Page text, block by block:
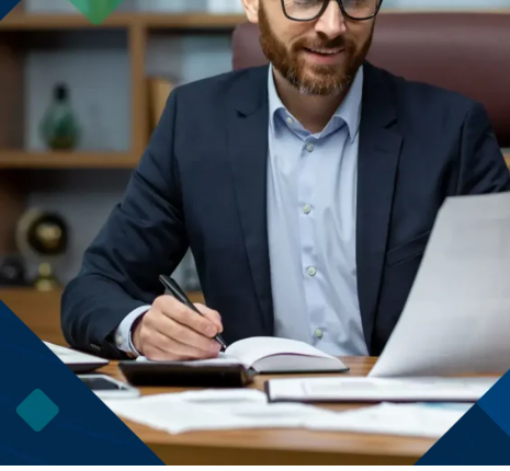
aprobada:
respaldamos
proyectos con
base sólida